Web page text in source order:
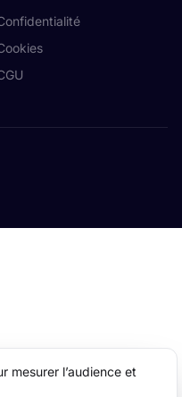
mesurer l’audience et